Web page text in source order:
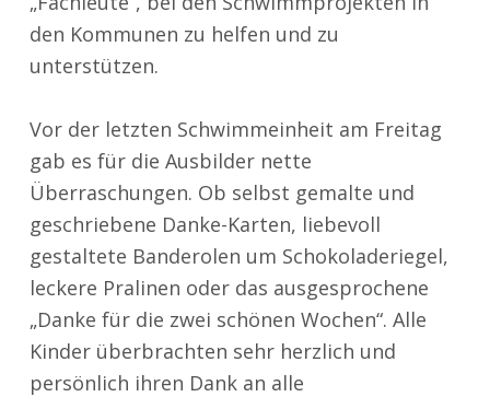
den Kommunen zu helfen und zu
unterstützen.
Vor der letzten Schwimmeinheit am Freitag
gab es für die Ausbilder nette
Überraschungen. Ob selbst gemalte und
geschriebene Danke-Karten, liebevoll
gestaltete Banderolen um Schokoladeriegel,
leckere Pralinen oder das ausgesprochene
„Danke für die zwei schönen Wochen“. Alle
Kinder überbrachten sehr herzlich und
persönlich ihren Dank an alle